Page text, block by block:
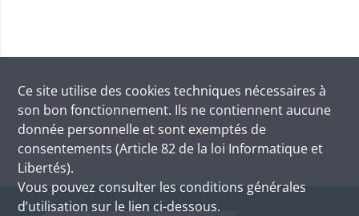
Ce site utilise des cookies techniques nécessaires à
son bon fonctionnement. Ils ne contiennent aucune
donnée personnelle et sont exemptés de
consentements (Article 82 de la loi Informatique et
Libertés).
Vous pouvez consulter les conditions générales
d’utilisation sur le lien ci-dessous.